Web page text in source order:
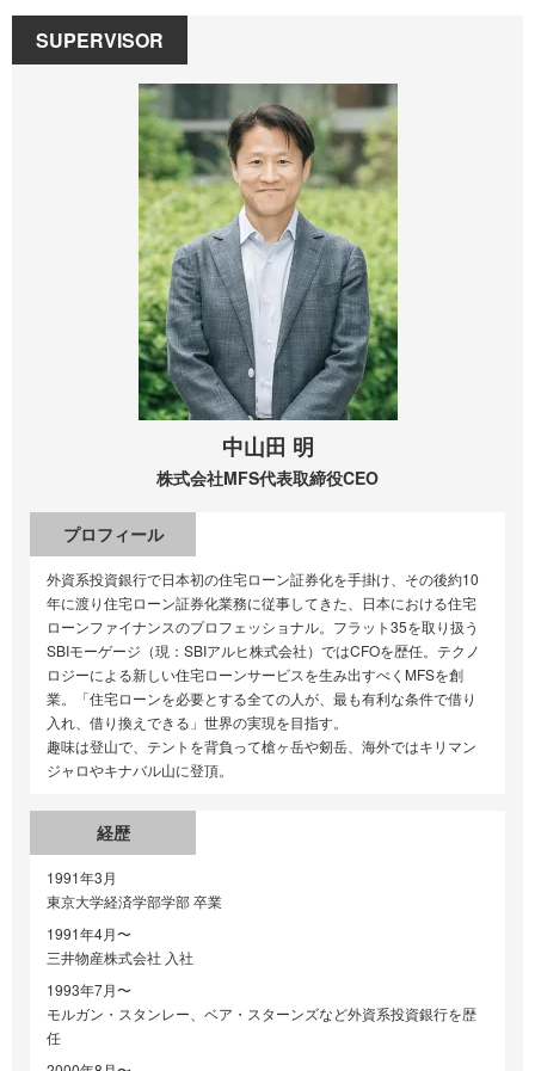
SUPERVISOR
中山田 明
株式会社MFS代表取締役CEO
プロフィール
外資系投資銀行で日本初の住宅ローン証券化を手掛け、その後約10
年に渡り住宅ローン証券化業務に従事してきた、日本における住宅
ローンファイナンスのプロフェッショナル。フラット35を取り扱う
SBIモーゲージ（現：SBIアルヒ株式会社）ではCFOを歴任。テクノ
ロジーによる新しい住宅ローンサービスを生み出すべくMFSを創
業。「住宅ローンを必要とする全ての人が、最も有利な条件で借り
入れ、借り換えできる」世界の実現を目指す。
趣味は登山で、テントを背負って槍ヶ岳や剱岳、海外ではキリマン
ジャロやキナバル山に登頂。
経歴
1991年3月
東京大学経済学部学部 卒業
1991年4月〜
三井物産株式会社 入社
1993年7月〜
モルガン・スタンレー、ベア・スターンズなど外資系投資銀行を歴
任